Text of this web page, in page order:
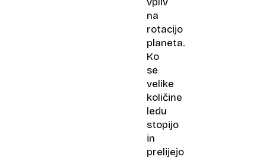
na
rotacijo
planeta.
Ko
se
velike
količine
ledu
stopijo
in
prelijejo